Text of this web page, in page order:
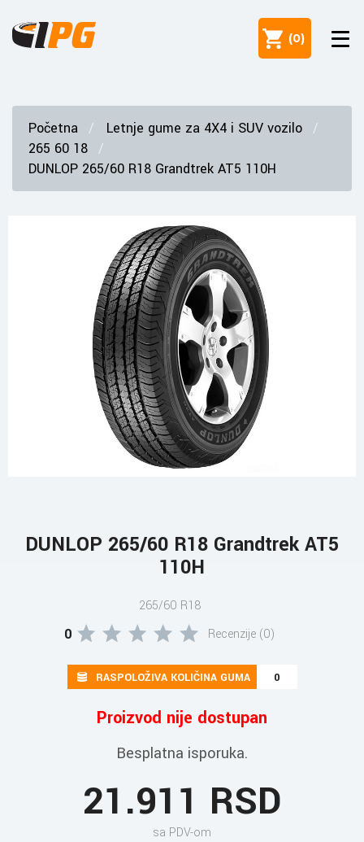
(0)
Početna
Letnje gume za 4X4 i SUV vozilo
265 60 18
DUNLOP 265/60 R18 Grandtrek AT5 110H
DUNLOP 265/60 R18 Grandtrek AT5
110H
265/60 R18
0 Recenzije (0)
RASPOLOŽIVA KOLIČINA GUMA 0
Proizvod nije dostupan
Besplatna isporuka.
21.911 RSD
sa PDV-om